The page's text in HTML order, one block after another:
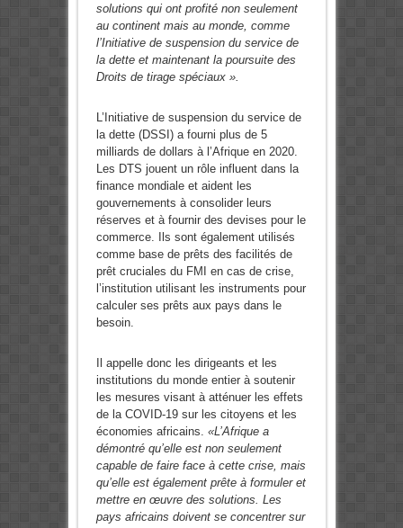
solutions qui ont profité non seulement
au continent mais au monde, comme
l’Initiative de suspension du service de
la dette et maintenant la poursuite des
Droits de tirage spéciaux ».
L’Initiative de suspension du service de
la dette (DSSI) a fourni plus de 5
milliards de dollars à l’Afrique en 2020.
Les DTS jouent un rôle influent dans la
finance mondiale et aident les
gouvernements à consolider leurs
réserves et à fournir des devises pour le
commerce. Ils sont également utilisés
comme base de prêts des facilités de
prêt cruciales du FMI en cas de crise,
l’institution utilisant les instruments pour
calculer ses prêts aux pays dans le
besoin.
Il appelle donc les dirigeants et les
institutions du monde entier à soutenir
les mesures visant à atténuer les effets
de la COVID-19 sur les citoyens et les
économies africains. «L’Afrique a
démontré qu’elle est non seulement
capable de faire face à cette crise, mais
qu’elle est également prête à formuler et
mettre en œuvre des solutions. Les
pays africains doivent se concentrer sur